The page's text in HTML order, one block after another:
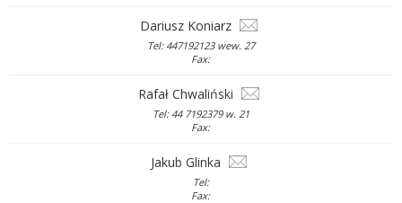
Dariusz Koniarz
Tel: 447192123 wew. 27
Fax:
Rafał Chwaliński
Tel: 44 7192379 w. 21
Fax:
Jakub Glinka
Tel:
Fax: